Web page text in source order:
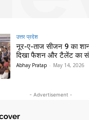
उत्तर प्रदेश
नूर-ए-ताज सीजन 9 का
दिखा फैशन और टैलेंट का
Abhay Pratap - May 14, 2026
- Advertisement -